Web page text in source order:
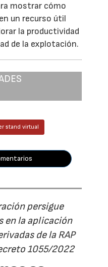
mostrar cómo
un recurso útil
la productividad
de la explotación.
stand virtual
persigue
en la aplicación
de la RAP
1055/2022